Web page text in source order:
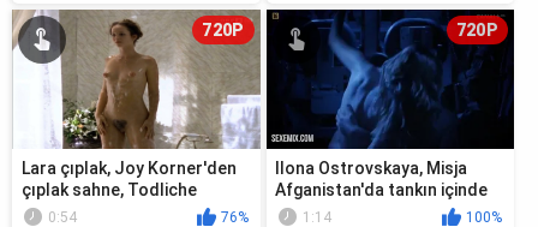
720P
Lara çıplak, Joy Korner'den
çıplak sahne, Todliche
Diamanten'den (1998) sahne
0:54
76%
720P
Ilona Ostrovskaya, Misja
Afganistan'da tankın içinde
seks yapıyor (2012)
1:14
100%